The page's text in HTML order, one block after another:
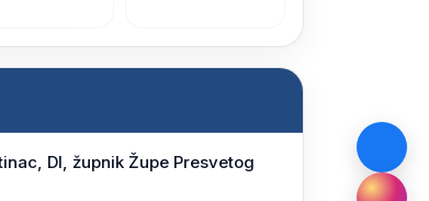
DI, župnik Župe Presvetog